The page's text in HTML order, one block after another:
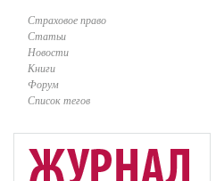
Страховое право
Статьи
Новости
Книги
Форум
Список тегов